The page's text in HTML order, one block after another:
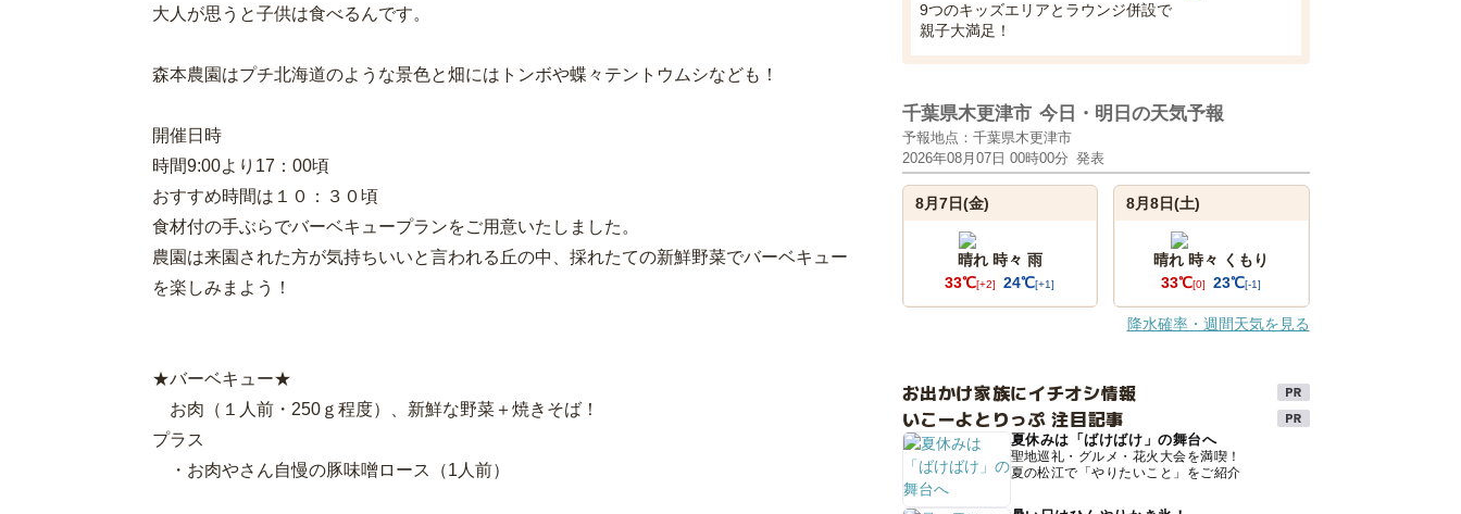
大人が思うと子供は食べるんです。
森本農園はプチ北海道のような景色と畑にはトンボや蝶々テントウムシなども！
開催日時
時間9:00より17：00頃
おすすめ時間は１０：３０頃
食材付の手ぶらでバーベキュープランをご用意いたしました。
農園は来園された方が気持ちいいと言われる丘の中、採れたての新鮮野菜でバーベキュー
を楽しみまよう！
★バーベキュー★
お肉（１人前・250ｇ程度）、新鮮な野菜＋焼きそば！
プラス
・お肉やさん自慢の豚味噌ロース（1人前）
9つのキッズエリアとラウンジ併設で
親子大満足！
千葉県木更津市 今日・明日の天気予報
予報地点：千葉県木更津市
2026年08月07日 00時00分 発表
8月7日(金)
晴れ 時々 雨
33℃[+2] 24℃[+1]
8月8日(土)
晴れ 時々 くもり
33℃[0] 23℃[-1]
降水確率・週間天気を見る
お出かけ家族にイチオシ情報
いこーよとりっぷ 注目記事
夏休みは「ばけばけ」の舞台へ
聖地巡礼・グルメ・花火大会を満喫！
夏の松江で「やりたいこと」をご紹介